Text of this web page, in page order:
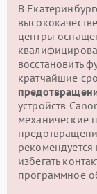
В
центры
восстановить
кратчайшие
устройств
механические
избегать
программное